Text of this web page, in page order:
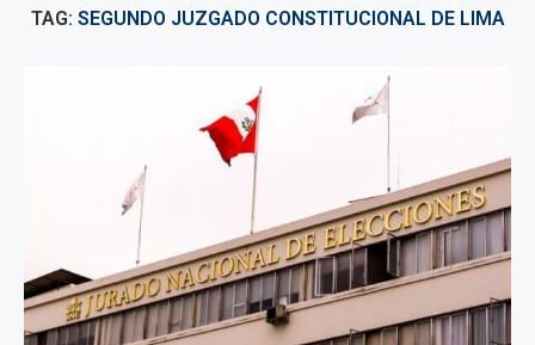
TAG: SEGUNDO JUZGADO CONSTITUCIONAL DE LIMA